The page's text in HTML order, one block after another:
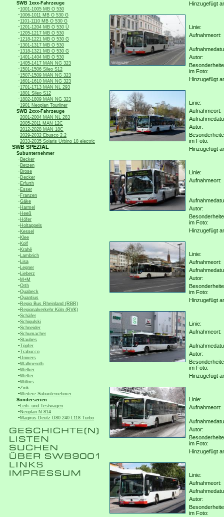
SWB 1xxx-Fahrzeuge
-1001-1005 MB O 530
-1006-1011 MB O 530 G
-1101-1110 MB O 530 G
-1201-1204 MB O 530 Ü
-1205-1217 MB O 530
-1218-1221 MB O 530 G
-1301-1317 MB O 530
-1318-1321 MB O 530 G
-1401-1404 MB O 530
-1405-1417 MAN NG 323
-1501-1506 Sileo S12
-1507-1509 MAN NG 323
-1601-1610 MAN NG 323
-1701-1713 MAN NL 293
-1801 Sileo S12
-1802-1809 MAN NG 323
-1901 Neoplan Tourliner
SWB 2xxx-Fahrzeuge
-2001-2004 MAN NL 283
-2005-2011 MAN 12C
-2012-2028 MAN 18C
-2029-2032 Ebusco 2.2
-2033-2035 Solaris Urbino 18 electric
SWB SPEZIAL
Subunternehmer
-Becker
-Betzen
-Brose
-Decker
-Erfurth
-Esser
-Franzen
-Gäke
-Harmel
-Heeß
-Höfer
-Holtappels
-Kessel
-Klee
-Kolf
-Krahé
-Lambrich
-Lisa
-Legner
-Lieberz
-M+M
-Orth
-Quabeck
-Quantius
-Regio Bus Rheinland (RBR)
-Regionalverkehr Köln (RVK)
-Schäfer
-Schigulski
-Schneider
-Schumacher
-Staubes
-Töpfer
-Trabucco
-Univers
-Wallmeroth
-Welker
-Welter
-Willms
-Zink
-Weitere Subunternehmer
Sonderserien
-Leih- und Testwagen
-Neoplan N 814
-Magirus Deutz Ü80 240 L118 Turbo
Hinzugefügt
Linie:
Aufnahmeort:
Autor:
im Foto:
Hinzugefügt
Linie:
Aufnahmeort:
Autor:
im Foto:
Hinzugefügt
Linie:
Aufnahmeort:
Autor:
im Foto:
Hinzugefügt
Linie:
Aufnahmeort:
Autor:
im Foto:
Hinzugefügt
Linie:
Aufnahmeort:
Autor:
im Foto:
Hinzugefügt
Linie:
Aufnahmeort:
Autor:
im Foto:
Hinzugefügt
Linie:
Aufnahmeort:
Autor:
im Foto: